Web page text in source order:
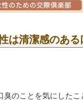
の登録で最
は清潔感のあ
臭のことを気にした